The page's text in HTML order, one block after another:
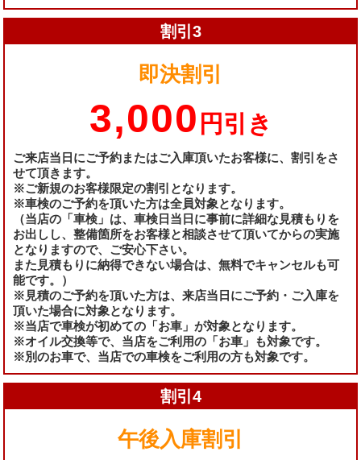
割引3
即決割引
3,000 円引き
ご来店当日にご予約またはご入庫頂いたお客様に、割引をさ
せて頂きます。
※ご新規のお客様限定の割引となります。
※車検のご予約を頂いた方は全員対象となります。
（当店の「車検」は、車検日当日に事前に詳細な見積もりを
お出しし、整備箇所をお客様と相談させて頂いてからの実施
となりますので、ご安心下さい。
また見積もりに納得できない場合は、無料でキャンセルも可
能です。）
※見積のご予約を頂いた方は、来店当日にご予約・ご入庫を
頂いた場合に対象となります。
※当店で車検が初めての「お車」が対象となります。
※オイル交換等で、当店をご利用の「お車」も対象です。
※別のお車で、当店での車検をご利用の方も対象です。
割引4
午後入庫割引